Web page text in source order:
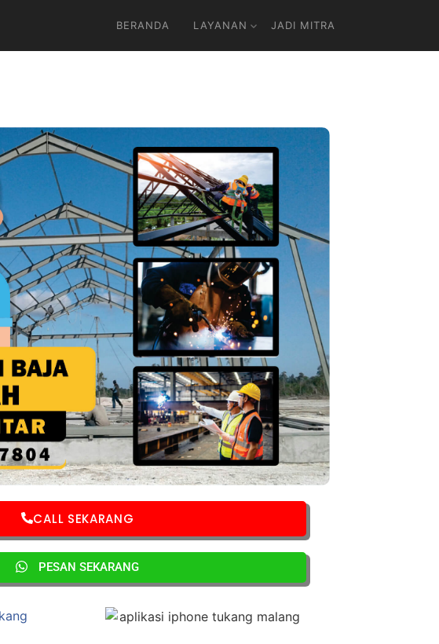
BERANDA LAYANAN JADI MITRA
CALL SEKARANG
PESAN SEKARANG